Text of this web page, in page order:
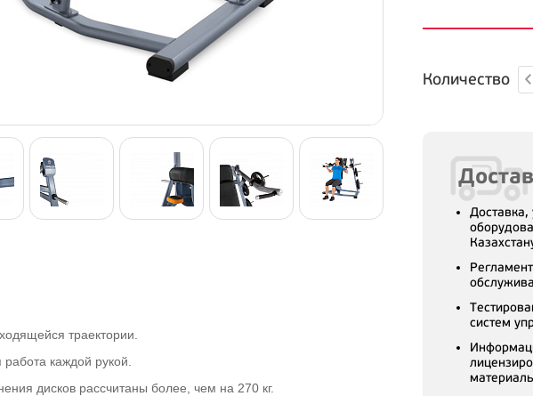
Количество
Доставка,
систем
траектории.
каждой рукой.
дисков рассчитаны более, чем на 270 кг.